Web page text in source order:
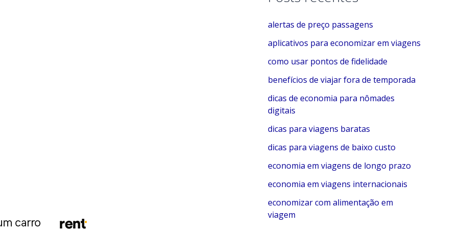
g
o
r
i
s
alertas de preço passagens
aplicativos para economizar em viagens
como usar pontos de fidelidade
benefícios de viajar fora de temporada
dicas de economia para nômades
digitais
dicas para viagens baratas
dicas para viagens de baixo custo
economia em viagens de longo prazo
economia em viagens internacionais
economizar com alimentação em
viagem